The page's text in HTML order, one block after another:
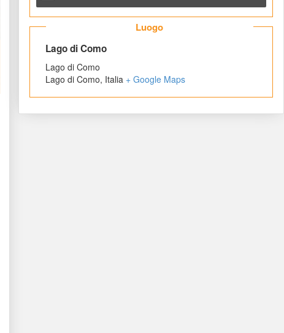
Luogo
Lago di Como
Lago di Como
Lago di Como, Italia + Google Map